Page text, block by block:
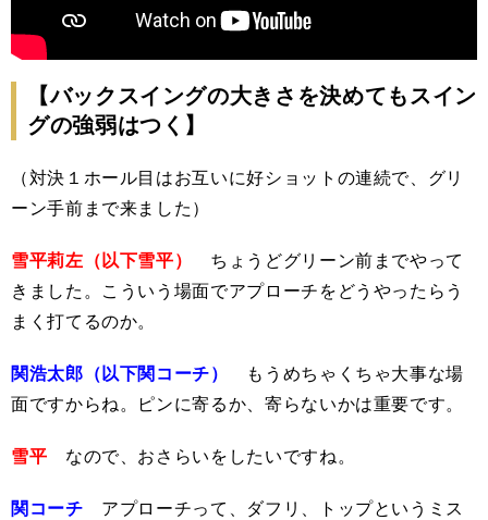
【バックスイングの大きさを決めてもスイン
グの強弱はつく】
（対決１ホール目はお互いに好ショットの連続で、グリ
ーン手前まで来ました）
雪平莉左（以下雪平）
ちょうどグリーン前までやって
きました。こういう場面でアプローチをどうやったらう
まく打てるのか。
関浩太郎（以下関コーチ）
もうめちゃくちゃ大事な場
面ですからね。ピンに寄るか、寄らないかは重要です。
雪平 なので、おさらいをしたいですね。
関コーチ アプローチって、ダフリ、トップというミス